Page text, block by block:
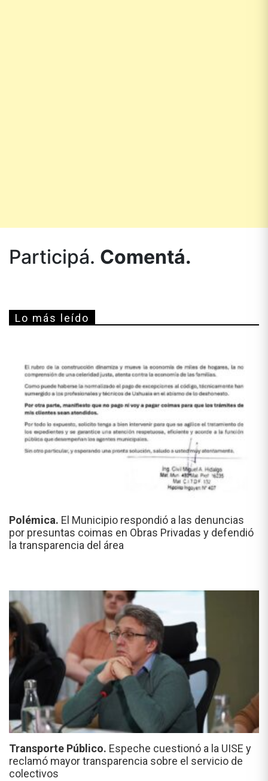
Participá. Comentá.
Lo más leído
Polémica. El Municipio respondió a las denuncias
por presuntas coimas en Obras Privadas y defendió
la transparencia del área
Transporte Público. Espeche cuestionó a la UISE y
reclamó mayor transparencia sobre el servicio de
colectivos